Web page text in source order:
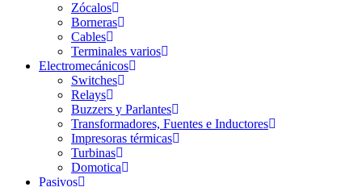
Zócalos
Borneras
Cables
Terminales varios
Electromecánicos
Switches
Relays
Buzzers y Parlantes
Transformadores, Fuentes e Inductores
Impresoras térmicas
Turbinas
Domotica
Pasivos